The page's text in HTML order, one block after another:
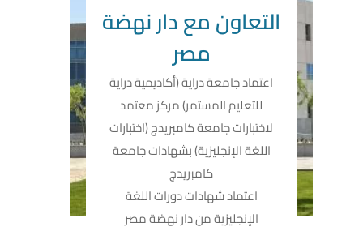
التعاون مع دار نهضة
مصر
اعتماد جامعة دراية (أكاديمية دراية
للتعليم المستمر) مركز معتمد
لاختبارات جامعة كامبريدج (اختبارات
اللغة الإنجليزية) بشهادات جامعة
كامبريدج
اعتماد شهادات دورات اللغة
الإنجليزية من دار نهضة مصر